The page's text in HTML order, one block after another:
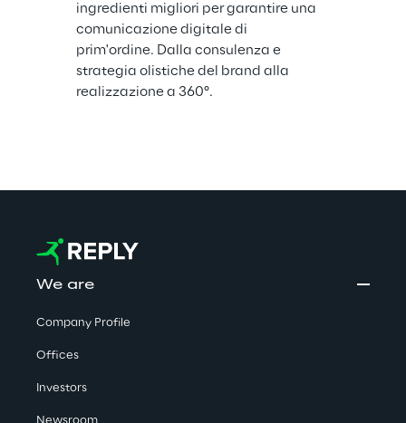
ingredienti migliori per garantire una
comunicazione digitale di
prim'ordine. Dalla consulenza e
strategia olistiche del brand alla
realizzazione a 360°.
We are
Company Profile
Offices
Investors